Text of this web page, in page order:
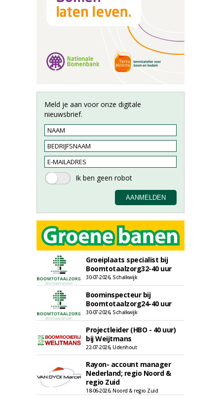
Meld je aan voor onze digitale
nieuwsbrief.
Groeiplaats specialist bij
Boomtotaalzorg32-40 uur
30-07-2026, Schalkwijk
Boominspecteur bij
Boomtotaalzorg24-40 uur
30-07-2026, Schalkwijk
Projectleider (HBO - 40 uur)
bij Weijtmans
22-07-2026, Udenhout
Rayon- account manager
Nederland; regio Noord &
regio Zuid
18-06-2026, Noord & regio Zuid